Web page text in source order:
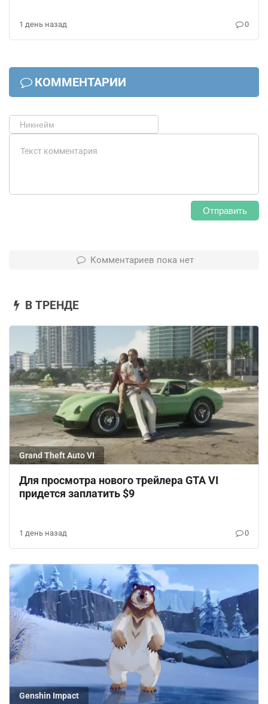
1 день назад 0
КОММЕНТАРИИ
Отправить
Комментариев пока нет
В ТРЕНДЕ
Grand Theft Auto VI
Для просмотра нового трейлера GTA VI
придется заплатить $9
1 день назад 0
Genshin Impact